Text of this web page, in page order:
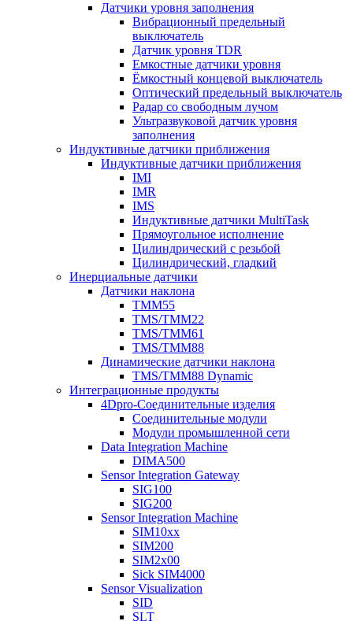
Датчики уровня заполнения
Вибрационный предельный
выключатель
Датчик уровня TDR
Емкостные датчики уровня
Ёмкостный концевой выключатель
Оптический предельный выключатель
Радар со свободным лучом
Ультразвуковой датчик уровня
заполнения
Индуктивные датчики приближения
Индуктивные датчики приближения
IMI
IMR
IMS
Индуктивные датчики MultiTask
Прямоугольное исполнение
Цилиндрический с резьбой
Цилиндрический, гладкий
Инерциальные датчики
Датчики наклона
TMM55
TMS/TMM22
TMS/TMM61
TMS/TMM88
Динамические датчики наклона
TMS/TMM88 Dynamic
Интеграционные продукты
4Dpro-Соединительные изделия
Соединительные модули
Модули промышленной сети
Data Integration Machine
DIMA500
Sensor Integration Gateway
SIG100
SIG200
Sensor Integration Machine
SIM10xx
SIM200
SIM2x00
Sick SIM4000
Sensor Visualization
SID
SLT